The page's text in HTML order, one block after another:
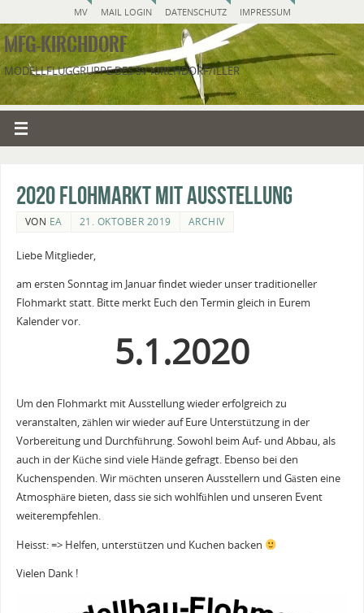
MV MAIL LOGIN DATENSCHUTZ IMPRESSUM
MFG-KIRCHDORF
MODELLFLUGGRUPPE DES SV KIRCHDORF/ILLER
2020 Flohmarkt mit Ausstellung
VON EA 21. OKTOBER 2019 ARCHIV
Liebe Mitglieder,
am ersten Sonntag im Januar findet wieder unser traditioneller
Flohmarkt statt. Bitte merkt Euch den Termin gleich in Eurem
Kalender vor.
5.1.2020
Um den Flohmarkt mit Ausstellung wieder erfolgreich zu
veranstalten, zählen wir wieder auf Eure Unterstützung in der
Vorbereitung und Durchführung. Sowohl beim Auf- und Abbau, als
auch in der Küche sind viele Hände gefragt. Ebenso bei den
Kuchenspenden. Wir möchten unseren Ausstellern und Gästen eine
Atmosphäre bieten, dass sie sich wohlfühlen und unseren Event
weiterempfehlen.
Heisst: => Helfen, unterstützen und Kuchen backen
Vielen Dank !